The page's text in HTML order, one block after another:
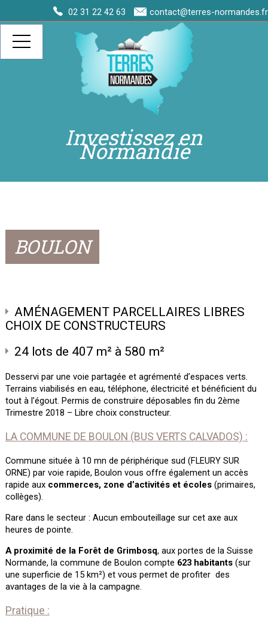
02 31 22 42 63 contact@terres-normandes.fr
Investissez en
Normandie
BOULON
AMÉNAGEMENT PARCELLAIRES LIBRES
CHOIX DE CONSTRUCTEURS
24 lots de 407 m² à 580 m²
Desservi par une voie partagée et agrémenté d’espaces verts.
Terrains viabilisés en eau, téléphone, électricité et bénéficient du
tout à l’égout. Permis de construire déposables fin du 2ème
Trimestre 2018 – Libre choix constructeur.
LA COMMUNE DE BOULON (BUS VERTS CALVADOS) :
Commune située à 10 mn de périphérique sud (FLEURY SUR
ORNE) par voie rapide, Boulon vous offre également un accès
rapide aux commerces, zone d’activités et écoles(primaires,
collèges).
Rare dans le secteur : Aucun embouteillage sur cet axe aux
heures de pointe.
A proximité de la Forêt de Grimbosq, aux portes de la Suisse
Normande, la commune de Boulon compte 623 habitants(sur
une superficie de 15 km²) et vous permet de profiter des
avantages de la vie à la campagne.
Pratique :